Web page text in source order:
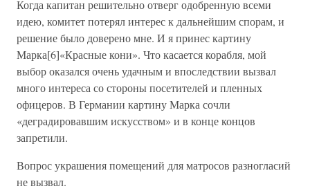
Когда капитан решительно отверг одобренную всеми
идею, комитет потерял интерес к дальнейшим спорам, и
решение было доверено мне. И я принес картину
Марка[6]«Красные кони». Что касается корабля, мой
выбор оказался очень удачным и впоследствии вызвал
много интереса со стороны посетителей и пленных
офицеров. В Германии картину Марка сочли
«деградировавшим искусством» и в конце концов
запретили.
Вопрос украшения помещений для матросов разногласий
не вызвал.